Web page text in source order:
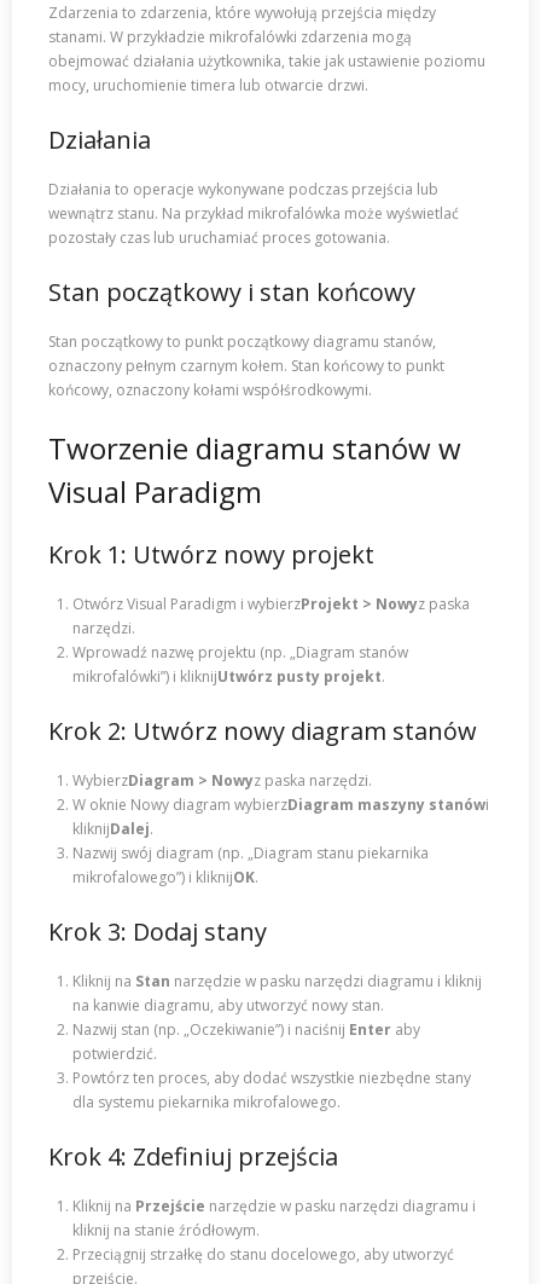
Zdarzenia to zdarzenia, które wywołują przejścia między
stanami. W przykładzie mikrofalówki zdarzenia mogą
obejmować działania użytkownika, takie jak ustawienie poziomu
mocy, uruchomienie timera lub otwarcie drzwi.
Działania
Działania to operacje wykonywane podczas przejścia lub
wewnątrz stanu. Na przykład mikrofalówka może wyświetlać
pozostały czas lub uruchamiać proces gotowania.
Stan początkowy i stan końcowy
Stan początkowy to punkt początkowy diagramu stanów,
oznaczony pełnym czarnym kołem. Stan końcowy to punkt
końcowy, oznaczony kołami współśrodkowymi.
Tworzenie diagramu stanów w
Visual Paradigm
Krok 1: Utwórz nowy projekt
Otwórz Visual Paradigm i wybierzProjekt > Nowyz paska
narzędzi.
Wprowadź nazwę projektu (np. „Diagram stanów
mikrofalówki”) i kliknijUtwórz pusty projekt.
Krok 2: Utwórz nowy diagram stanów
WybierzDiagram > Nowyz paska narzędzi.
W oknie Nowy diagram wybierzDiagram maszyny stanówi
kliknijDalej.
Nazwij swój diagram (np. „Diagram stanu piekarnika
mikrofalowego”) i kliknijOK.
Krok 3: Dodaj stany
Kliknij na Stan narzędzie w pasku narzędzi diagramu i kliknij
na kanwie diagramu, aby utworzyć nowy stan.
Nazwij stan (np. „Oczekiwanie”) i naciśnij Enter aby
potwierdzić.
Powtórz ten proces, aby dodać wszystkie niezbędne stany
dla systemu piekarnika mikrofalowego.
Krok 4: Zdefiniuj przejścia
Kliknij na Przejście narzędzie w pasku narzędzi diagramu i
kliknij na stanie źródłowym.
Przeciągnij strzałkę do stanu docelowego, aby utworzyć
przejście.